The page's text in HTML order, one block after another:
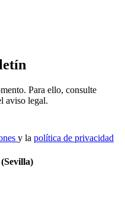
Para ello, consulte
aviso legal.
y la política de privacidad